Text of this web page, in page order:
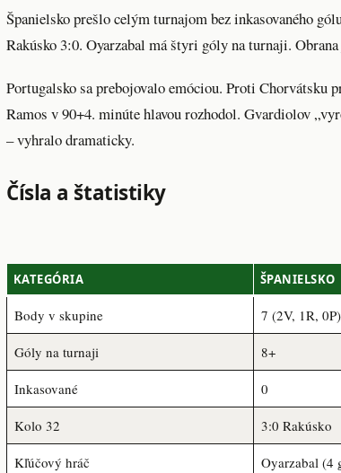
Španielsko prešlo celým turnajom bez inkasovaného
Rakúsko 3:0. Oyarzabal má štyri góly na turnaji.
Portugalsko sa prebojovalo emóciou. Proti Chorvátsku
Ramos v 90+4. minúte hlavou rozhodol. Gvardiolov
– vyhralo dramaticky.
Čísla a štatistiky
KATEGÓRIA ŠPANIELSKO
Body v skupine 7 (2V, 1R, 0P)
Góly na turnaji 8+
Inkasované 0
Kolo 32 3:0 Rakúsko
Kľúčový hráč Oyarzabal (4